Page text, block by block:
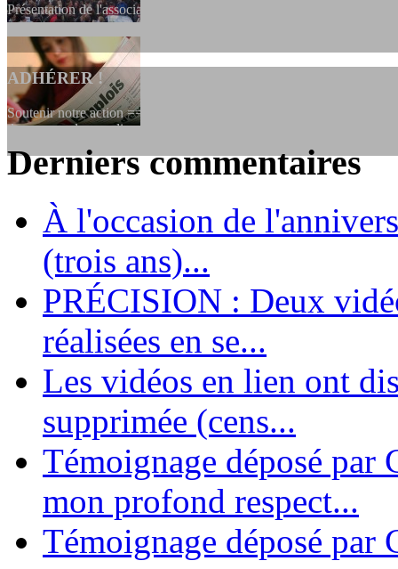
Présentation de l'association et de sa charte qui encadre nos actions
ADHÉRER !
Soutenir notre action ==> Si vous souhaitez adhérer à
dessous, en le remplissant et en...
En 2004, une dizaine de personnes contribuèrent au lancement de
dernières années. L'aventure se pou...
Derniers commentaires
À l'occasion de
(trois ans)...
PRÉCISION : Deux
réalisées en se...
Les vidéos en lien ont
supprimée (cens...
Témoignage déposé par
mon profond respect...
Témoignage déposé par